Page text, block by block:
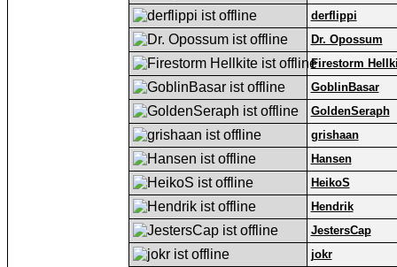
derflippi
Dr. Opossum
Firestorm
GoblinBasar
GoldenSeraph
grishaan
Hansen
HeikoS
Hendrik
JestersCap
jokr